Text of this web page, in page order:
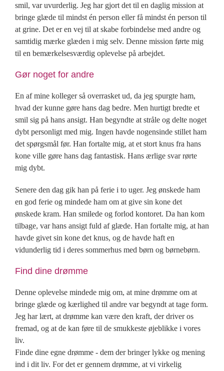
smil, var uvurderlig. Jeg har gjort det til en daglig mission at
bringe glæde til mindst én person eller få mindst én person til
at grine. Det er en vej til at skabe forbindelse med andre og
samtidig mærke glæden i mig selv. Denne mission førte mig
til en bemærkelsesværdig oplevelse på arbejdet.
Gør noget for andre
En af mine kolleger så overrasket ud, da jeg spurgte ham,
hvad der kunne gøre hans dag bedre. Men hurtigt bredte et
smil sig på hans ansigt. Han begyndte at stråle og delte noget
dybt personligt med mig. Ingen havde nogensinde stillet ham
det spørgsmål før. Han fortalte mig, at et stort knus fra hans
kone ville gøre hans dag fantastisk. Hans ærlige svar rørte
mig dybt.
Senere den dag gik han på ferie i to uger. Jeg ønskede ham
en god ferie og mindede ham om at give sin kone det
ønskede kram. Han smilede og forlod kontoret. Da han kom
tilbage, var hans ansigt fuld af glæde. Han fortalte mig, at han
havde givet sin kone det knus, og de havde haft en
vidunderlig tid i deres sommerhus med børn og børnebørn.
Find dine drømme
Denne oplevelse mindede mig om, at mine drømme om at
bringe glæde og kærlighed til andre var begyndt at tage form.
Jeg har lært, at drømme kan være den kraft, der driver os
fremad, og at de kan føre til de smukkeste øjeblikke i vores
liv.
Finde dine egne drømme - dem der bringer lykke og mening
ind i dit liv. For det er gennem drømme, at vi virkelig